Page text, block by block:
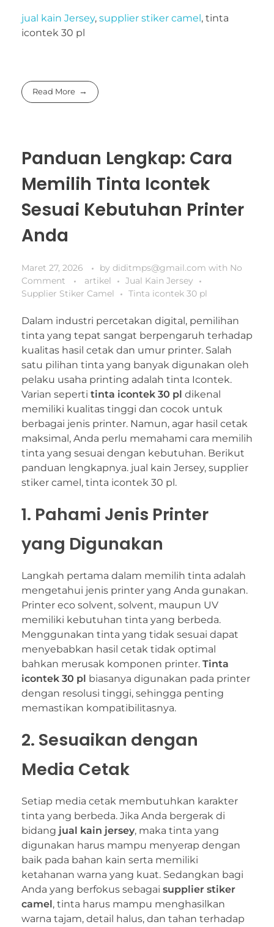
jual kain Jersey, supplier stiker camel, tinta
icontek 30 pl
Read More
Panduan Lengkap: Cara
Memilih Tinta Icontek
Sesuai Kebutuhan Printer
Anda
Maret 27, 2026 by diditmps@gmail.com with No
Comment
artikel
Jual Kain Jersey
Supplier Stiker Camel
Tinta icontek 30 pl
Dalam industri percetakan digital, pemilihan
tinta yang tepat sangat berpengaruh terhadap
kualitas hasil cetak dan umur printer. Salah
satu pilihan tinta yang banyak digunakan oleh
pelaku usaha printing adalah tinta Icontek.
Varian seperti tinta icontek 30 pl dikenal
memiliki kualitas tinggi dan cocok untuk
berbagai jenis printer. Namun, agar hasil cetak
maksimal, Anda perlu memahami cara memilih
tinta yang sesuai dengan kebutuhan. Berikut
panduan lengkapnya. jual kain Jersey, supplier
stiker camel, tinta icontek 30 pl.
1. Pahami Jenis Printer
yang Digunakan
Langkah pertama dalam memilih tinta adalah
mengetahui jenis printer yang Anda gunakan.
Printer eco solvent, solvent, maupun UV
memiliki kebutuhan tinta yang berbeda.
Menggunakan tinta yang tidak sesuai dapat
menyebabkan hasil cetak tidak optimal
bahkan merusak komponen printer. Tinta
icontek 30 pl biasanya digunakan pada printer
dengan resolusi tinggi, sehingga penting
memastikan kompatibilitasnya.
2. Sesuaikan dengan
Media Cetak
Setiap media cetak membutuhkan karakter
tinta yang berbeda. Jika Anda bergerak di
bidang jual kain jersey, maka tinta yang
digunakan harus mampu menyerap dengan
baik pada bahan kain serta memiliki
ketahanan warna yang kuat. Sedangkan bagi
Anda yang berfokus sebagai supplier stiker
camel , tinta harus mampu menghasilkan
warna tajam, detail halus, dan tahan terhadap